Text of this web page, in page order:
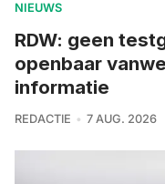
NIEUWS
RDW: geen
openbaar
informatie
REDACTIE 7 AUG. 2026